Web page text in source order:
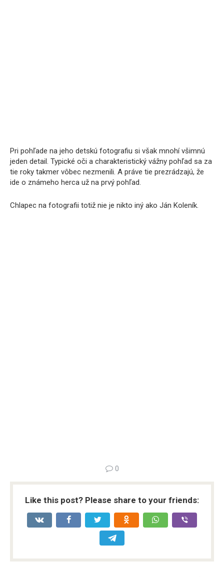
Pri pohľade na jeho detskú fotografiu si však mnohí všimnú
jeden detail. Typické oči a charakteristický vážny pohľad sa za
tie roky takmer vôbec nezmenili. A práve tie prezrádzajú, že
ide o známeho herca už na prvý pohľad.
Chlapec na fotografii totiž nie je nikto iný ako Ján Koleník.
0
Like this post? Please share to your friends: